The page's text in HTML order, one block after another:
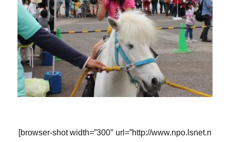
[browser-shot width=”300″ url=”http://www.npo.lsnet.n